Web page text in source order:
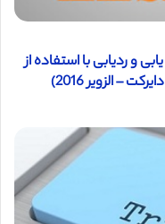
و ردیابی با استفاده از
یک روش ارایش پرواز ماهواره ای (ساینس دایرکت – الزویر 2016)